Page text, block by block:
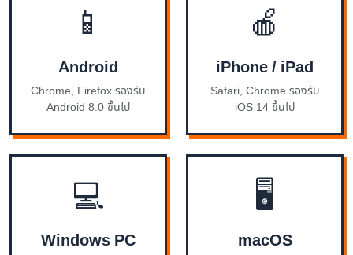
📱
Android
Chrome, Firefox รองรับ
Android 8.0 ขึ้นไป
🍎
iPhone / iPad
Safari, Chrome รองรับ
iOS 14 ขึ้นไป
💻
Windows PC
🖥️
macOS